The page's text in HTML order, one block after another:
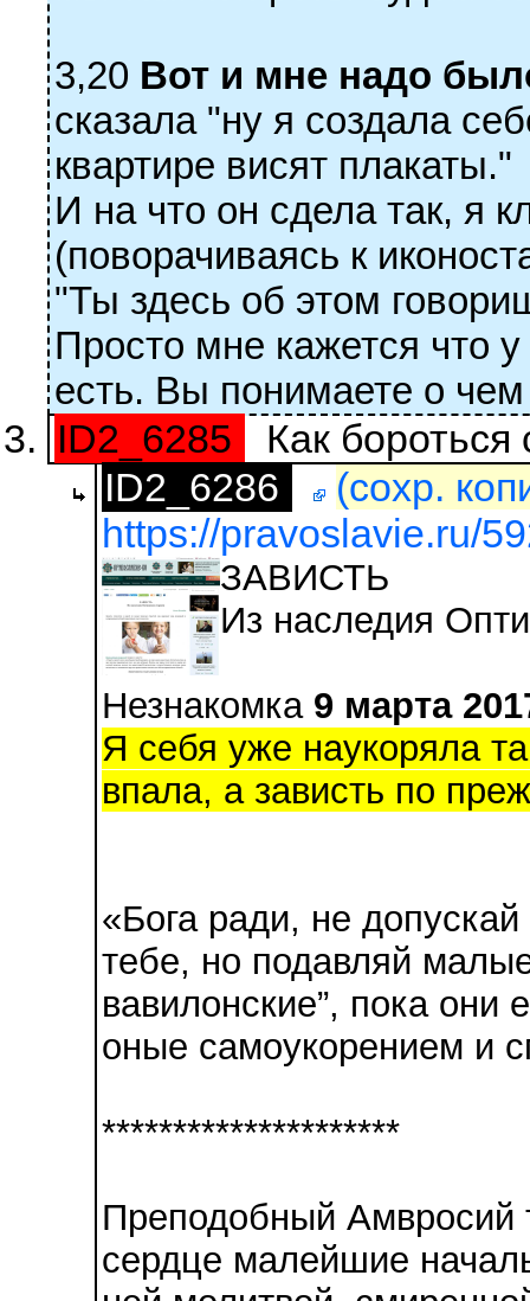
3,20 Вот и мне надо
сказала "ну я создала
квартире висят плакаты."
И на что он сдела так, я
(поворачиваясь к
"Ты здесь об этом
Просто мне кажется что
есть. Вы понимаете о
ID2_6285
Как бороться
ID2_6286
(сохр.
https://pravoslavie.ru/
ЗАВИСТЬ
Из наследия
Незнакомка 9 марта
Я себя уже наукоряла
впала, а зависть по
«Бога ради, не
тебе, но подавляй
вавилонские”, пока
оные самоукорением и
*********************
Преподобный Амвросий
сердце малейшие